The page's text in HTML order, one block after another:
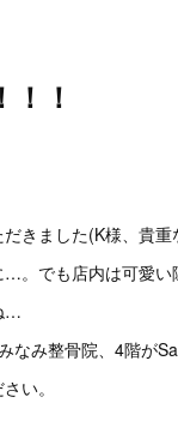
！
きました(K様、貴重
。でも店内は可愛い
…
み整骨院、4階が
い。